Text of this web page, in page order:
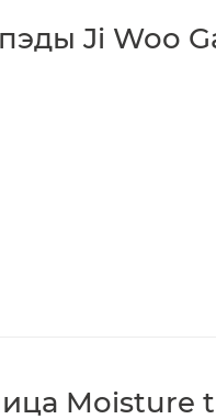
Ji Woo
Moisture